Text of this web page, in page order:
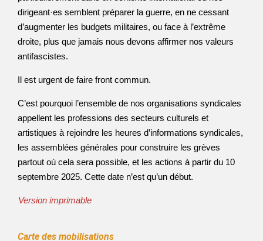
dirigeant·es semblent préparer la guerre, en ne cessant
d’augmenter les budgets militaires, ou face à l’extrême
droite, plus que jamais nous devons affirmer nos valeurs
antifascistes.
Il est urgent de faire front commun.
C’est pourquoi l’ensemble de nos organisations syndicales
appellent les professions des secteurs culturels et
artistiques à rejoindre les heures d’informations syndicales,
les assemblées générales pour construire les grèves
partout où cela sera possible, et les actions à partir du 10
septembre 2025. Cette date n’est qu’un début.
Version imprimable
Carte des mobilisations